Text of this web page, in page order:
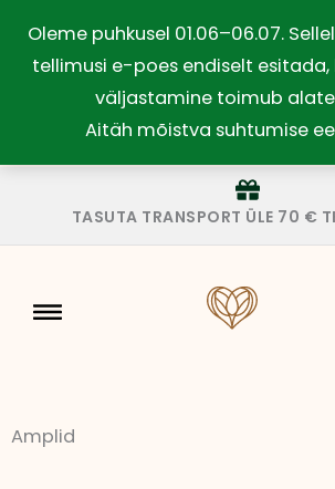
Oleme puhkusel 01.06–06.07.
tellimusi e-poes endiselt
väljastamine toimub
Aitäh mõistva suhtumise
content
TASUTA TRANSPORT ÜLE 70 €
Amplid